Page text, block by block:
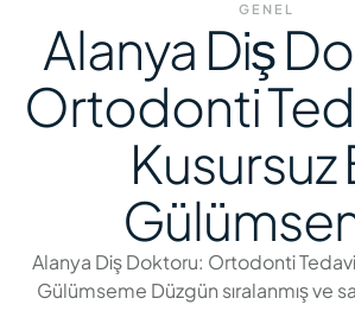
GENEL
Alanya Diş
Ortodonti
Kusursuz
Alanya Diş Doktoru: Ortodonti
Gülümseme Düzgün sıralanmış ve